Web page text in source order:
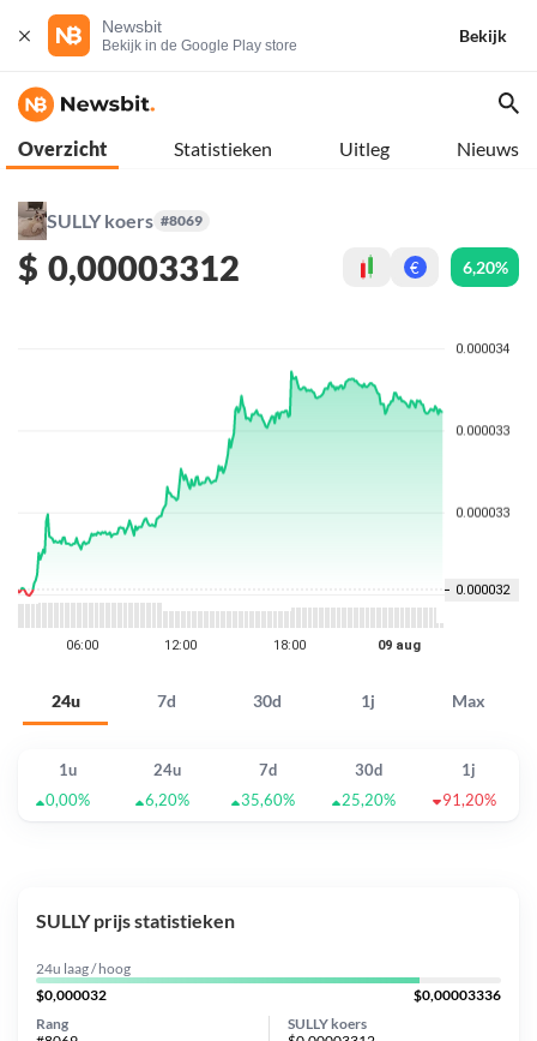
Newsbit
Bekijk in de Google Play store
Bekijk
Overzicht Statistieken Uitleg Nieuws
SULLY koers #8069
$ 0,00003312 € 6,20%
24u 7d 30d 1j Max
1u 24u 7d 30d
1j
0,00%
6,20% 35,60% 25,20% 91,20%
SULLY prijs statistieken
24u laag / hoog
$0,000032
$0,00003336
SULLY koers
Rang